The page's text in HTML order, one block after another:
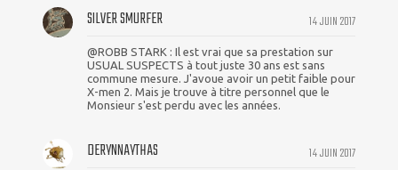
14 JUIN 2017
SILVER SMURFER
@ROBB STARK : Il est vrai que sa prestation sur
USUAL SUSPECTS à tout juste 30 ans est sans
commune mesure. J'avoue avoir un petit faible pour
X-men 2. Mais je trouve à titre personnel que le
Monsieur s'est perdu avec les années.
14 JUIN 2017
DERYNNAYTHAS